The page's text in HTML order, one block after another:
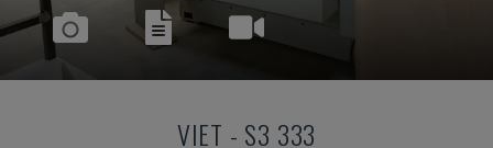
VIET - S3 333